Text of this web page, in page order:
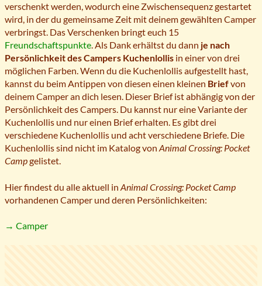
verschenkt werden, wodurch eine Zwischensequenz gestartet
wird, in der du gemeinsame Zeit mit deinem gewählten Camper
verbringst. Das Verschenken bringt euch 15
Freundschaftspunkte. Als Dank erhältst du dann je nach
Persönlichkeit des Campers Kuchenlollis in einer von drei
möglichen Farben. Wenn du die Kuchenlollis aufgestellt hast,
kannst du beim Antippen von diesen einen kleinen Briefvon
deinem Camper an dich lesen. Dieser Brief ist abhängig von der
Persönlichkeit des Campers. Du kannst nur eine Variante der
Kuchenlollis und nur einen Brief erhalten. Es gibt drei
verschiedene Kuchenlollis und acht verschiedene Briefe. Die
Kuchenlollis sind nicht im Katalog von Animal Crossing: Pocket
Campgelistet.
Hier findest du alle aktuell in Animal Crossing: Pocket Camp
vorhandenen Camper und deren Persönlichkeiten:
→ Camper